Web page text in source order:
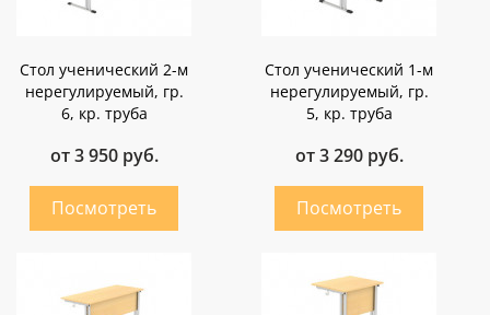
Стол ученический 2-м
нерегулируемый, гр.
6, кр. труба
от 3 950 руб.
Стол ученический 1-м
нерегулируемый, гр.
5, кр. труба
от 3 290 руб.